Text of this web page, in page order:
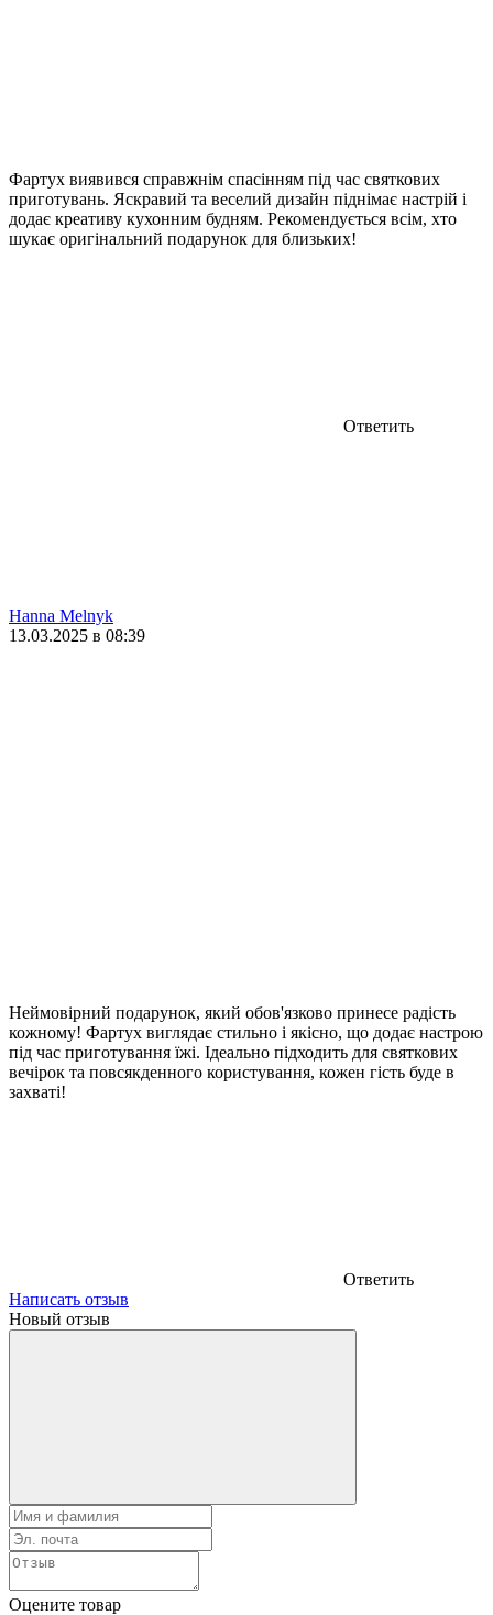
Фартух виявився справжнім спасінням під час святкових
приготувань. Яскравий та веселий дизайн піднімає настрій і
додає креативу кухонним будням. Рекомендується всім, хто
шукає оригінальний подарунок для близьких!
Ответить
Hanna Melnyk
13.03.2025 в 08:39
Неймовірний подарунок, який обов'язково принесе радість
кожному! Фартух виглядає стильно і якісно, що додає настрою
під час приготування їжі. Ідеально підходить для святкових
вечірок та повсякденного користування, кожен гість буде в
захваті!
Ответить
Написать отзыв
Новый отзыв
Оцените товар